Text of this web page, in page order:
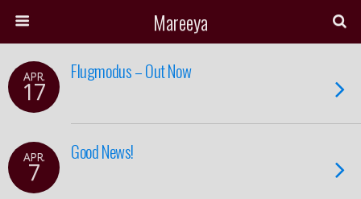
Mareeya
APR.
17
Flugmodus – Out Now
APR.
7
Good News!